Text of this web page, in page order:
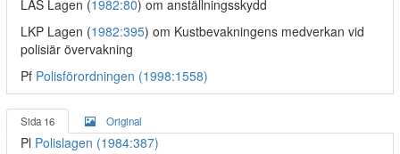
LAS Lagen (1982:80) om anställningsskydd
LKP Lagen (1982:395) om Kustbevakningens medverkan vid
polisiär övervakning
Pf Polisförordningen (1998:1558)
Sida 16 Original
Pl Polislagen (1984:387)